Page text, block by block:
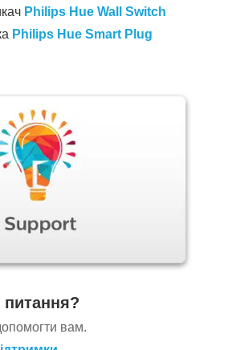
Philips Hue Wall Switch
Philips Hue Smart Plug
вам.